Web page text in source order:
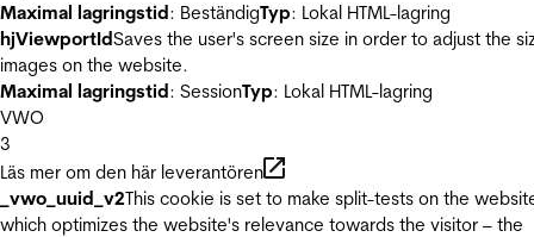
Maximal lagringstid: BeständigTyp: Lokal HTML-lagring
hjViewportIdSaves the user's screen size in order to adjust the
images on the website.
Maximal lagringstid: SessionTyp: Lokal HTML-lagring
VWO
3
Läs mer om den här leverantören
_vwo_uuid_v2This cookie is set to make split-tests on the
which optimizes the website's relevance towards the visitor – the